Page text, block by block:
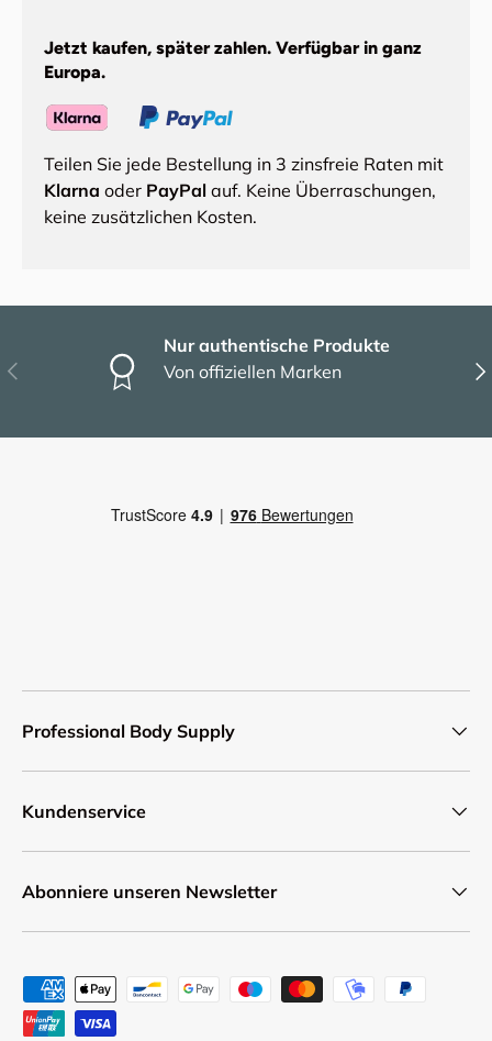
Jetzt kaufen, später zahlen. Verfügbar in ganz
Europa.
Teilen Sie jede Bestellung in 3 zinsfreie Raten mit
Klarna oder PayPal auf. Keine Überraschungen,
keine zusätzlichen Kosten.
Vorherige
Nur authentische Produkte
Von offiziellen Marken
Professional Body Supply
Kundenservice
Abonniere unseren Newsletter
Zahlungsmethoden